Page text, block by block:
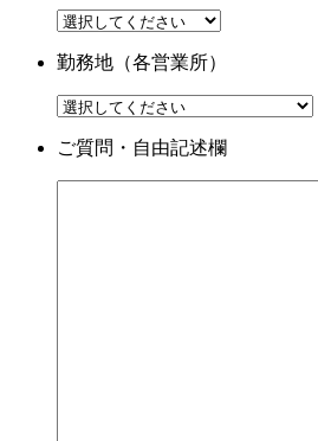
勤務地（各営業所）
ご質問・自由記述欄